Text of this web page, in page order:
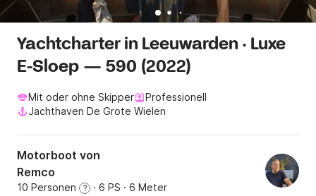
Yachtcharter in Leeuwarden · Luxe
E-Sloep — 590 (2022)
Mit oder ohne Skipper
Professionell
Jachthaven De Grote Wielen
Motorboot von
Remco
10 Personen ? · 6 PS · 6 Meter